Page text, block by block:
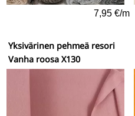
7,95 €/m
Yksivärinen pehmeä resori
Vanha roosa X130